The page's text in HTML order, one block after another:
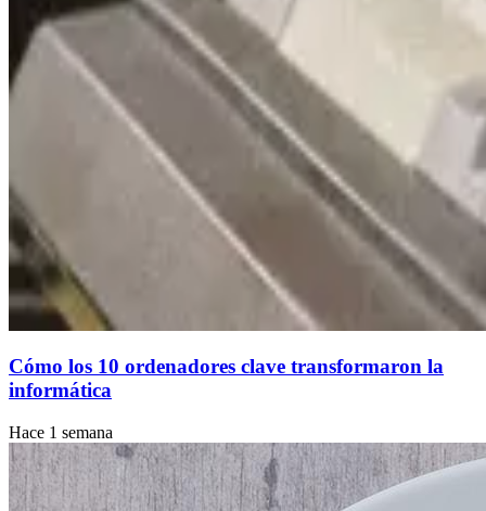
Cómo los 10 ordenadores clave transformaron la
informática
Hace 1 semana